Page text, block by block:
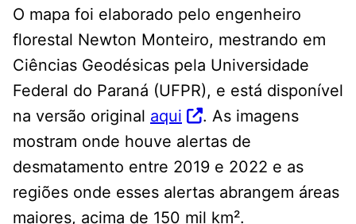
O mapa foi elaborado pelo engenheiro
florestal Newton Monteiro, mestrando em
Ciências Geodésicas pela Universidade
Federal do Paraná (UFPR), e está disponível
na versão original aqui
. As imagens
mostram onde houve alertas de
desmatamento entre 2019 e 2022 e as
regiões onde esses alertas abrangem áreas
maiores, acima de 150 mil km².